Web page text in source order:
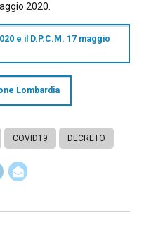
2020.
e il D.P.C.M. 17 maggio
Lombardia
COVID19 DECRETO